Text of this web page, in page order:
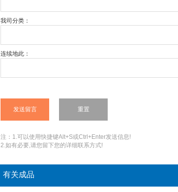
我司分类：
连续地此：
注：1.可以使用快捷键Alt+S或Ctrl+Enter发送信息!
2.如有必要,请您留下您的详细联系方式!
有关成品